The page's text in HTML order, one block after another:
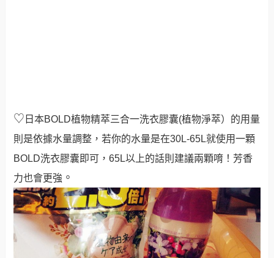
♡ 日本BOLD植物精萃三合一洗衣膠囊(植物淨萃）的用量
則是依據水量調整，若你的水量是在30L-65L就使用一顆
BOLD洗衣膠囊即可，65L以上的話則建議兩顆唷！芳香
力也會更強 。